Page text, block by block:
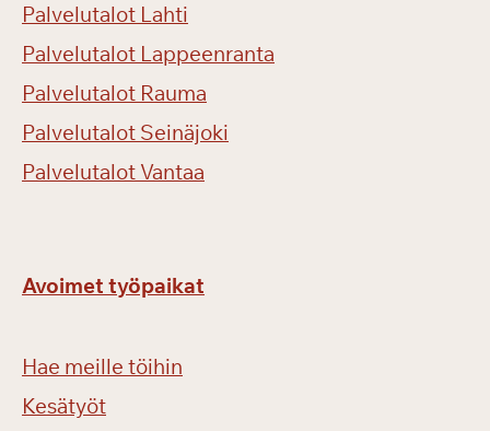
Palvelutalot Lahti
Palvelutalot Lappeenranta
Palvelutalot Rauma
Palvelutalot Seinäjoki
Palvelutalot Vantaa
Avoimet työpaikat
Hae meille töihin
Kesätyöt